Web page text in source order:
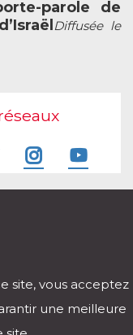
parole de
Diffusée le
site, vous acceptez
une meilleure